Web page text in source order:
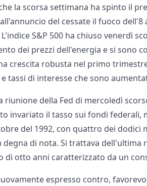
la scorsa settimana ha spinto il
del cessate il fuoco
S&P 500 ha chiuso venerdì
dei prezzi dell'energia e si sono
crescita robusta nel primo
tassi di interesse che sono
riunione della Fed di mercoledì
invariato il tasso sui fondi
del 1992, con quattro dei dodici
degna di nota. Si trattava dell'ultima
di otto anni caratterizzato da un
espresso contro,